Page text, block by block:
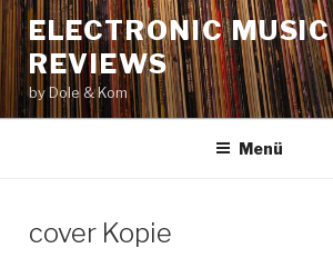
Zum
Inhalt
springen
ELECTRONIC MUSIC
REVIEWS
by Dole & Kom
Menü
cover Kopie